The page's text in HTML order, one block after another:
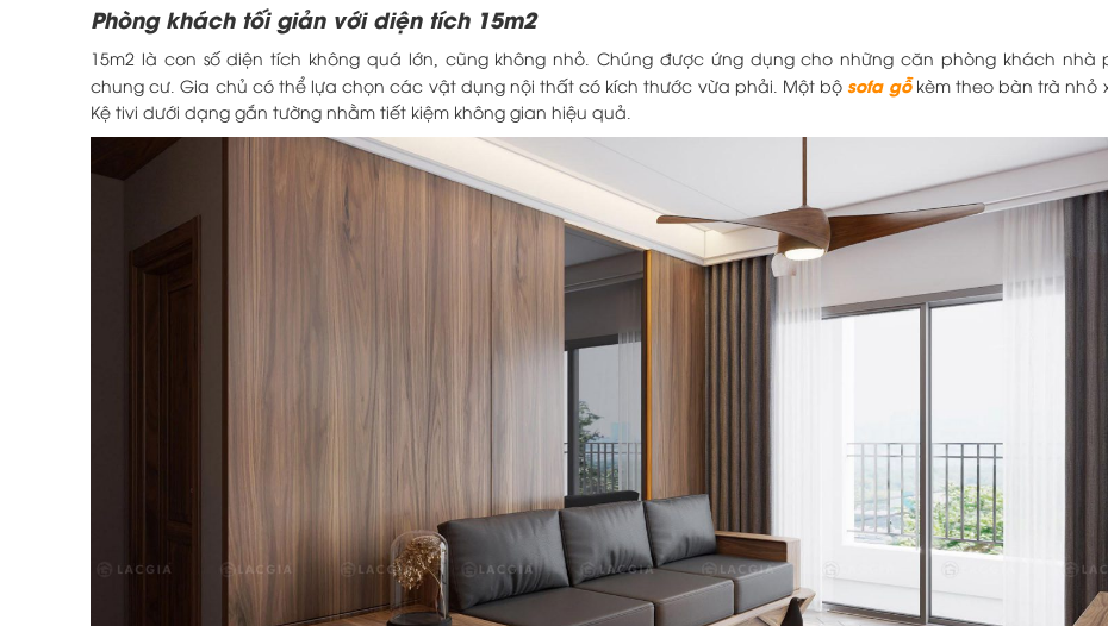
Phòng khách tối giản với diện tích 15m2
15m2 là con số diện tích không quá lớn, cũng không nhỏ. Chúng được ứng dụng cho những căn phòng khách nhà
chung cư. Gia chủ có thể lựa chọn các vật dụng nội thất có kích thước vừa phải. Một bộ sofa gỗkèm theo bàn trà nhỏ
Kệ tivi dưới dạng gắn tường nhằm tiết kiệm không gian hiệu quả.